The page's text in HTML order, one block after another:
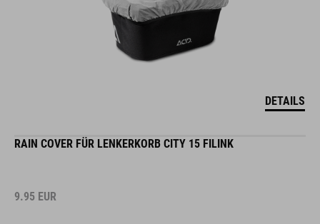
DETAILS
RAIN COVER FÜR LENKERKORB CITY 15 FILINK
9.95 EUR